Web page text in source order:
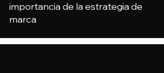
importancia de la estrategia de
marca